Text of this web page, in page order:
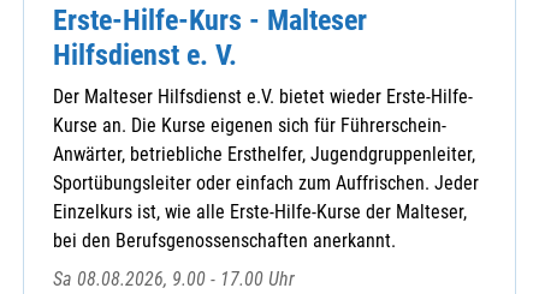
Erste-Hilfe-Kurs - Malteser
Hilfsdienst e. V.
Der Malteser Hilfsdienst e.V. bietet wieder Erste-Hilfe-
Kurse an. Die Kurse eigenen sich für Führerschein-
Anwärter, betriebliche Ersthelfer, Jugendgruppenleiter,
Sportübungsleiter oder einfach zum Auffrischen. Jeder
Einzelkurs ist, wie alle Erste-Hilfe-Kurse der Malteser,
bei den Berufsgenossenschaften anerkannt.
Sa 08.08.2026, 9.00 - 17.00 Uhr